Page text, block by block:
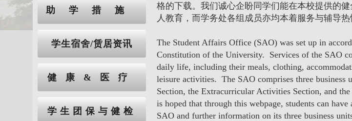
助学措施
学生宿舍/赁居资讯
健康&医疗
学生团保与健检
格的下载。我们诚心企盼同学们能在本校提供的
人教育，而学务处各组成员亦均本着服务与辅导
The Student Affairs Office (SAO) was set up in
Constitution of the University. Services of the SAO
daily life, including their meals, clothing,
leisure activities. The SAO comprises three business
Section, the Extracurricular Activities Section, and
is hoped that through this webpage, students can
SAO and further information on its three business